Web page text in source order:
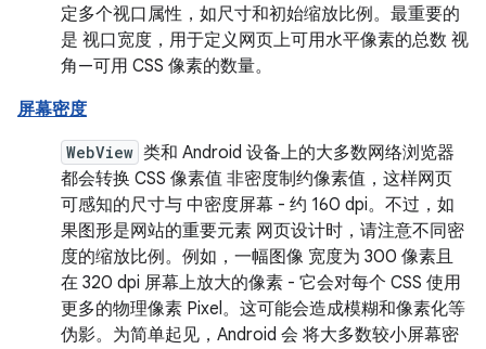
定多个视口属性，如尺寸和初始缩放比例。最重要的
是 视口宽度，用于定义网页上可用水平像素的总数 视
角—可用 CSS 像素的数量。
屏幕密度
WebView 类和 Android 设备上的大多数网络浏览器
都会转换 CSS 像素值 非密度制约像素值，这样网页
可感知的尺寸与 中密度屏幕 - 约 160 dpi。不过，如
果图形是网站的重要元素 网页设计时，请注意不同密
度的缩放比例。例如，一幅图像 宽度为 300 像素且
在 320 dpi 屏幕上放大的像素 - 它会对每个 CSS 使用
更多的物理像素 Pixel。这可能会造成模糊和像素化等
伪影。为简单起见，Android 会 将大多数较小屏幕密